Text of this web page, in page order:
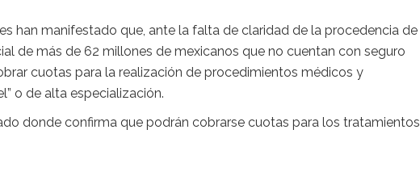
han manifestado que, ante la falta de claridad de la procedencia de
de más de 62 millones de mexicanos que no cuentan con seguro
cuotas para la realización de procedimientos médicos y
o de alta especialización.
donde confirma que podrán cobrarse cuotas para los tratamientos